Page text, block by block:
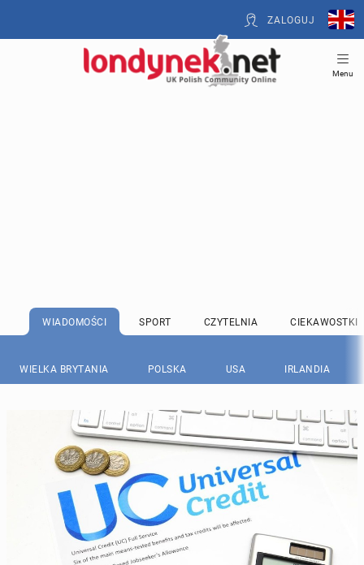
ZALOGUJ
Menu
WIADOMOŚCI SPORT CZYTELNIA CIEKAWOSTKI
WIELKA BRYTANIA POLSKA USA IRLANDIA